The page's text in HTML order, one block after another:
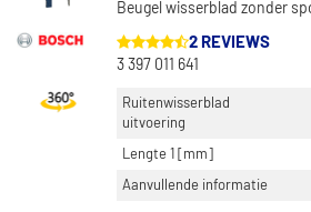
Beugel wisserblad zonder
2 REVIEWS
3 397 011 641
Ruitenwisserblad
uitvoering
Lengte 1 [mm]
Aanvullende informatie